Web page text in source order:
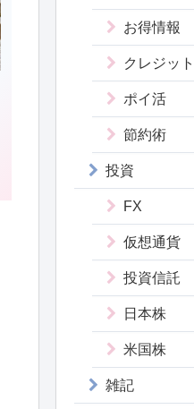
お得情報
クレジッ
ポイ活
節約術
投資
FX
仮想通貨
投資信託
日本株
米国株
雑記